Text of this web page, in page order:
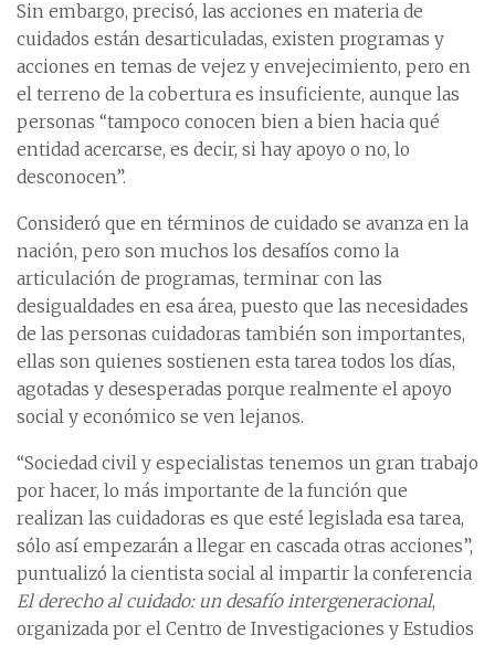
Sin embargo, precisó, las acciones en materia de
cuidados están desarticuladas, existen programas y
acciones en temas de vejez y envejecimiento, pero en
el terreno de la cobertura es insuficiente, aunque las
personas “tampoco conocen bien a bien hacia qué
entidad acercarse, es decir, si hay apoyo o no, lo
desconocen”.
Consideró que en términos de cuidado se avanza en la
nación, pero son muchos los desafíos como la
articulación de programas, terminar con las
desigualdades en esa área, puesto que las necesidades
de las personas cuidadoras también son importantes,
ellas son quienes sostienen esta tarea todos los días,
agotadas y desesperadas porque realmente el apoyo
social y económico se ven lejanos.
“Sociedad civil y especialistas tenemos un gran trabajo
por hacer, lo más importante de la función que
realizan las cuidadoras es que esté legislada esa tarea,
sólo así empezarán a llegar en cascada otras acciones”,
puntualizó la cientista social al impartir la conferencia
El derecho al cuidado: un desafío intergeneracional,
organizada por el Centro de Investigaciones y Estudios